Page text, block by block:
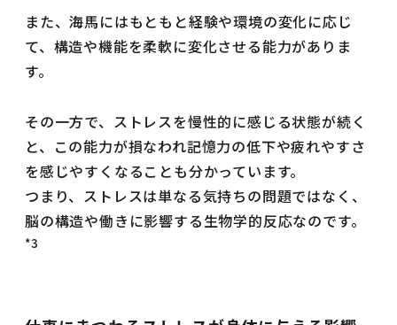
また、海馬にはもともと経験や環境の変化に応じ
て、構造や機能を柔軟に変化させる能力がありま
す。
その一方で、ストレスを慢性的に感じる状態が続く
と、この能力が損なわれ記憶力の低下や疲れやすさ
を感じやすくなることも分かっています。
つまり、ストレスは単なる気持ちの問題ではなく、
脳の構造や働きに影響する生物学的反応なのです。
*3